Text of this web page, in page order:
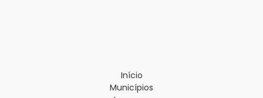
Início
Municípios